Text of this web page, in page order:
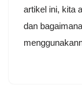
artikel ini, kita
dan